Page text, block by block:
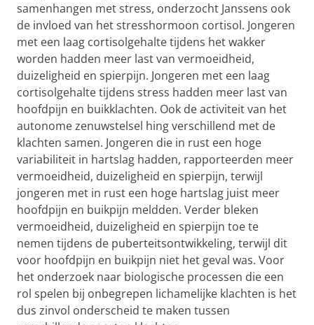
samenhangen met stress, onderzocht Janssens ook
de invloed van het stresshormoon cortisol. Jongeren
met een laag cortisolgehalte tijdens het wakker
worden hadden meer last van vermoeidheid,
duizeligheid en spierpijn. Jongeren met een laag
cortisolgehalte tijdens stress hadden meer last van
hoofdpijn en buikklachten. Ook de activiteit van het
autonome zenuwstelsel hing verschillend met de
klachten samen. Jongeren die in rust een hoge
variabiliteit in hartslag hadden, rapporteerden meer
vermoeidheid, duizeligheid en spierpijn, terwijl
jongeren met in rust een hoge hartslag juist meer
hoofdpijn en buikpijn meldden. Verder bleken
vermoeidheid, duizeligheid en spierpijn toe te
nemen tijdens de puberteitsontwikkeling, terwijl dit
voor hoofdpijn en buikpijn niet het geval was. Voor
het onderzoek naar biologische processen die een
rol spelen bij onbegrepen lichamelijke klachten is het
dus zinvol onderscheid te maken tussen